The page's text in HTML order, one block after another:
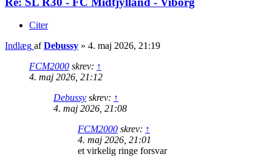
Citer
Indlæg afDebussy » 4. maj 2026, 21:19
FCM2000 skrev: ↑
4. maj 2026, 21:12
Debussy skrev: ↑
4. maj 2026, 21:08
FCM2000 skrev: ↑
4. maj 2026, 21:01
et virkelig ringe forsvar